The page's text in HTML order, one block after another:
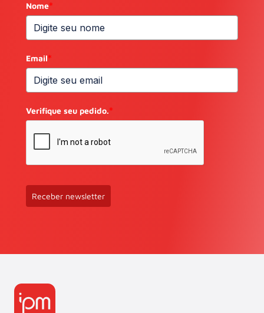
Nome*
Email*
Verifique seu pedido.*
Receber newsletter